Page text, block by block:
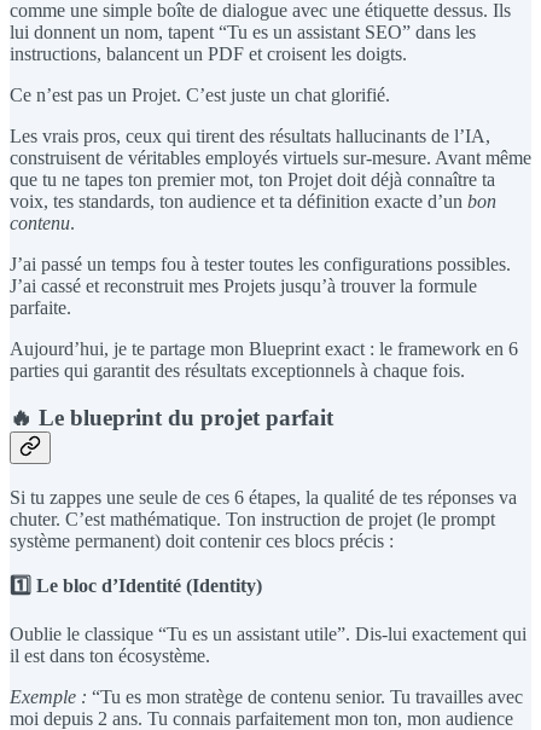
comme une simple boîte de dialogue avec une étiquette dessus. Ils
lui donnent un nom, tapent “Tu es un assistant SEO” dans les
instructions, balancent un PDF et croisent les doigts.
Ce n’est pas un Projet. C’est juste un chat glorifié.
Les vrais pros, ceux qui tirent des résultats hallucinants de l’IA,
construisent de véritables employés virtuels sur-mesure. Avant même
que tu ne tapes ton premier mot, ton Projet doit déjà connaître ta
voix, tes standards, ton audience et ta définition exacte d’un bon
contenu.
J’ai passé un temps fou à tester toutes les configurations possibles.
J’ai cassé et reconstruit mes Projets jusqu’à trouver la formule
parfaite.
Aujourd’hui, je te partage mon Blueprint exact : le framework en 6
parties qui garantit des résultats exceptionnels à chaque fois.
🔥 Le blueprint du projet parfait
Si tu zappes une seule de ces 6 étapes, la qualité de tes réponses va
chuter. C’est mathématique. Ton instruction de projet (le prompt
système permanent) doit contenir ces blocs précis :
1️⃣ Le bloc d’Identité (Identity)
Oublie le classique “Tu es un assistant utile”. Dis-lui exactement qui
il est dans ton écosystème.
Exemple : “Tu es mon stratège de contenu senior. Tu travailles avec
moi depuis 2 ans. Tu connais parfaitement mon ton, mon audience